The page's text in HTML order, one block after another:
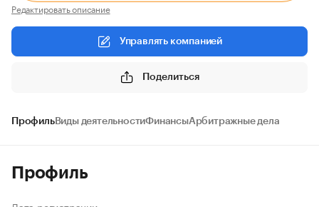
Редактировать описание
Управлять компанией
Поделиться
ПрофильВиды деятельностиФинансыАрбитражные дела
Профиль